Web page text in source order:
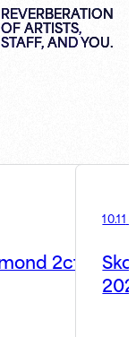
REVERBERATION
OF ARTISTS,
STAFF, AND YOU.
2ct-
10.11